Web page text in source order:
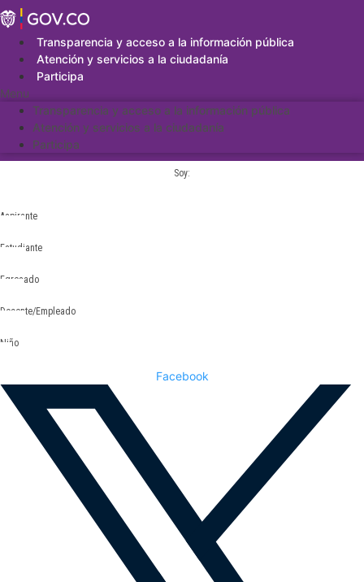
Saltar
al
contenidoTransparencia y acceso a la información pública
Atención y servicios a la ciudadanía
Participa
Menu
Transparencia y acceso a la información pública
Atención y servicios a la ciudadanía
Participa
Soy:
Aspirante
Estudiante
Egresado
Docente/Empleado
Niño
Facebook